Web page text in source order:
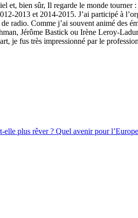
bien sûr, Il regarde le monde tourner
2013 et 2014-2015. J’ai participé à
Comme j’ai souvent animé des
Jérôme Bastick ou Irène Leroy-
je fus très impressionné par le
elle plus rêver ? Quel avenir pour